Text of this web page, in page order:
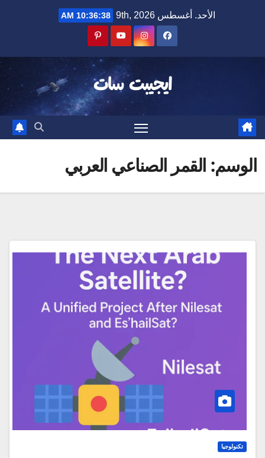
الأحد. أغسطس 9th, 2026 10:36:38 AM
ايجيبت سات
الوسم:القمر الصناعي العربي
تكنولوجيا